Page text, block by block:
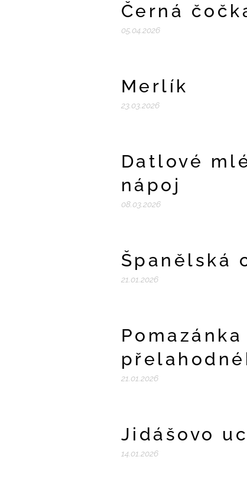
Černá
05.04.2026
Merlík
23.03.2026
Datlové
nápoj
08.03.2026
Španělská
21.01.2026
21.01.2026
Jidášovo
14.01.2026